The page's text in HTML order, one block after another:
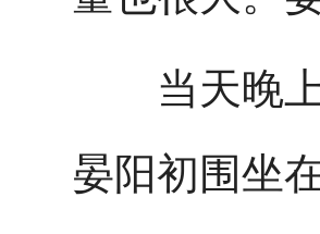
当天晚上
晏阳初围坐